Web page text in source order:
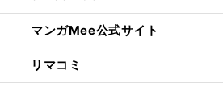
マンガMee公式サイト
リマコミ